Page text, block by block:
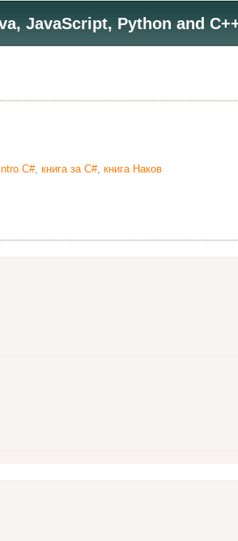
JavaScript, Python and
C#, книга за C#, книга Наков